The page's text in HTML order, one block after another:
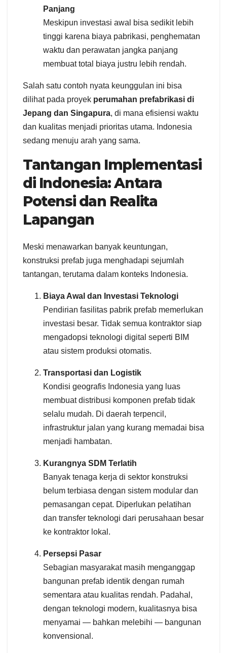
Panjang
Meskipun investasi awal bisa sedikit lebih
tinggi karena biaya pabrikasi, penghematan
waktu dan perawatan jangka panjang
membuat total biaya justru lebih rendah.
Salah satu contoh nyata keunggulan ini bisa
dilihat pada proyek perumahan prefabrikasi di
Jepang dan Singapura, di mana efisiensi waktu
dan kualitas menjadi prioritas utama. Indonesia
sedang menuju arah yang sama.
Tantangan Implementasi
di Indonesia: Antara
Potensi dan Realita
Lapangan
Meski menawarkan banyak keuntungan,
konstruksi prefab juga menghadapi sejumlah
tantangan, terutama dalam konteks Indonesia.
Biaya Awal dan Investasi Teknologi
Pendirian fasilitas pabrik prefab memerlukan
investasi besar. Tidak semua kontraktor siap
mengadopsi teknologi digital seperti BIM
atau sistem produksi otomatis.
Transportasi dan Logistik
Kondisi geografis Indonesia yang luas
membuat distribusi komponen prefab tidak
selalu mudah. Di daerah terpencil,
infrastruktur jalan yang kurang memadai bisa
menjadi hambatan.
Kurangnya SDM Terlatih
Banyak tenaga kerja di sektor konstruksi
belum terbiasa dengan sistem modular dan
pemasangan cepat. Diperlukan pelatihan
dan transfer teknologi dari perusahaan besar
ke kontraktor lokal.
Persepsi Pasar
Sebagian masyarakat masih menganggap
bangunan prefab identik dengan rumah
sementara atau kualitas rendah. Padahal,
dengan teknologi modern, kualitasnya bisa
menyamai — bahkan melebihi — bangunan
konvensional.